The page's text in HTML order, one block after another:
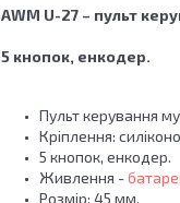
AWM U-27 – пульт
5 кнопок, енкодер.
Пульт керування
Кріплення:
5 кнопок, енкодер.
Живлення -
Розмір: 45 мм.